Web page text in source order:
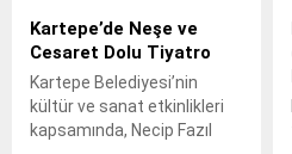
Kartepe’de Neşe ve
Cesaret Dolu Tiyatro
Kartepe Belediyesi’nin
kültür ve sanat etkinlikleri
kapsamında, Necip Fazıl